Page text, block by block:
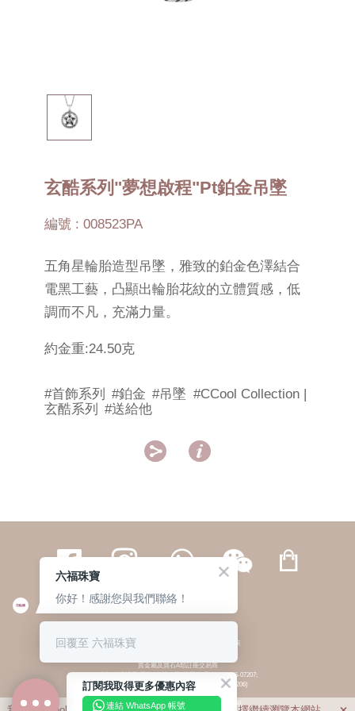
玄酷系列"夢想啟程"Pt鉑金吊墜
編號 : 008523PA
五角星輪胎造型吊墜，雅致的鉑金色澤結合
電黑工藝，凸顯出輪胎花紋的立體質感，低
調而不凡，充滿力量。
約金重:24.50克
#首飾系列 #鉑金 #吊墜 #CCool Collection |
玄酷系列
#送給他
 
繁體 | 簡体
© 六福集團 版權所有 不得轉載 私隱政策
貴金屬及寶石A類註冊交易商
(六福企業禮品(國際)有限公司-註冊號碼:A-B-24-05-07207;
六福電子商貿有限公司-註冊號碼:A-B-24-05-07206)
貴金屬及寶石B類註冊交易商
(六福集團有限公司-註冊號碼:B-B-24-05-07258;
訂閱我取得更多優惠內容
連結 WhatsApp 帳號
六福珠寶
你好！感謝您與我們聯絡！
回覆至 六福珠寶